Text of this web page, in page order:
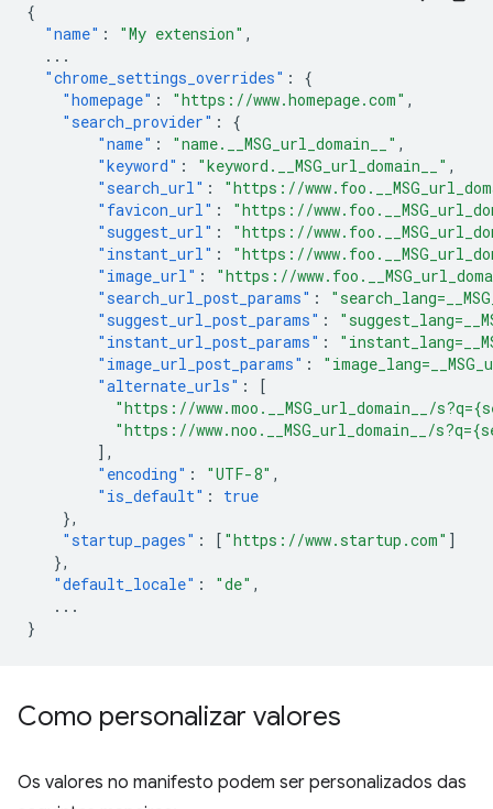
{
"name" : "My extension" ,
...
"chrome_settings_overrides" :
{
"homepage" : "https://www.homepage.com" ,
"search_provider" :
{
"name" : "name.__MSG_url_domain__" ,
"keyword" : "keyword.__MSG_url_domain__" ,
"search_url" :
"https://
"favicon_url" :
"https://
"suggest_url" :
"https://
"instant_url" :
"https://
"image_url" :
"https://
"search_url_post_params" :
"suggest_url_post_params" :
"instant_url_post_params" :
"image_url_post_params" :
"alternate_urls" :
[
"https://www.moo.__MSG_url_domain__/
"https://www.noo.__MSG_url_domain__/
],
"encoding" : "UTF-8" ,
"is_default" :
true
},
"startup_pages" : [ "https://www.startup.com" ]
},
"default_locale" : "de" ,
...
}
Como personalizar valores
Os valores no manifesto podem ser personalizados das